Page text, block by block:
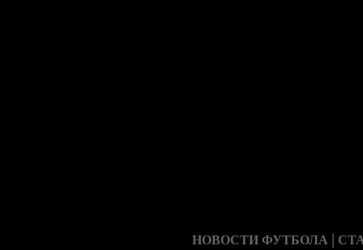
НОВОСТИ ФУТБОЛА |